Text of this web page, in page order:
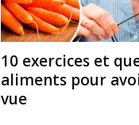
10 exercices et
aliments pour
vue